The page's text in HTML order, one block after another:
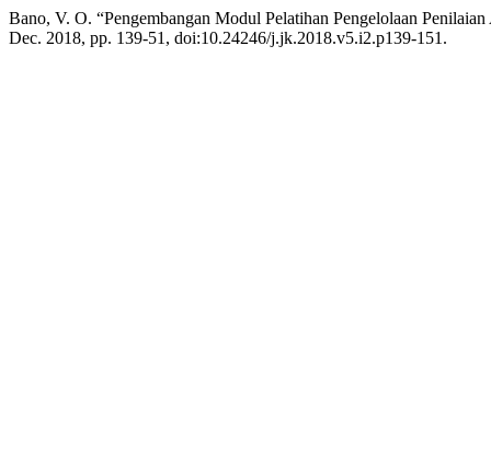
Bano, V. O. “Pengembangan Modul Pelatihan Pengelolaan
Dec. 2018, pp. 139-51, doi:10.24246/j.jk.2018.v5.i2.p139-151.